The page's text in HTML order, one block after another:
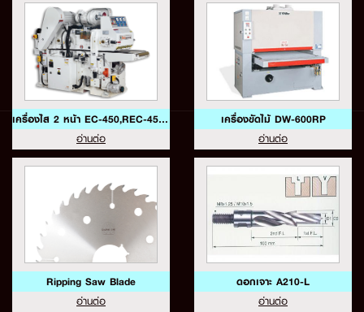
เครื่องไส 2 หน้า EC-450,REC-450A
อ่านต่อ
เครื่องขัดไม้ DW-600RP
อ่านต่อ
Ripping Saw Blade
อ่านต่อ
ดอกเจาะ A210-L
อ่านต่อ